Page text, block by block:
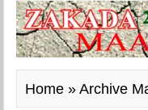
Home » Archive